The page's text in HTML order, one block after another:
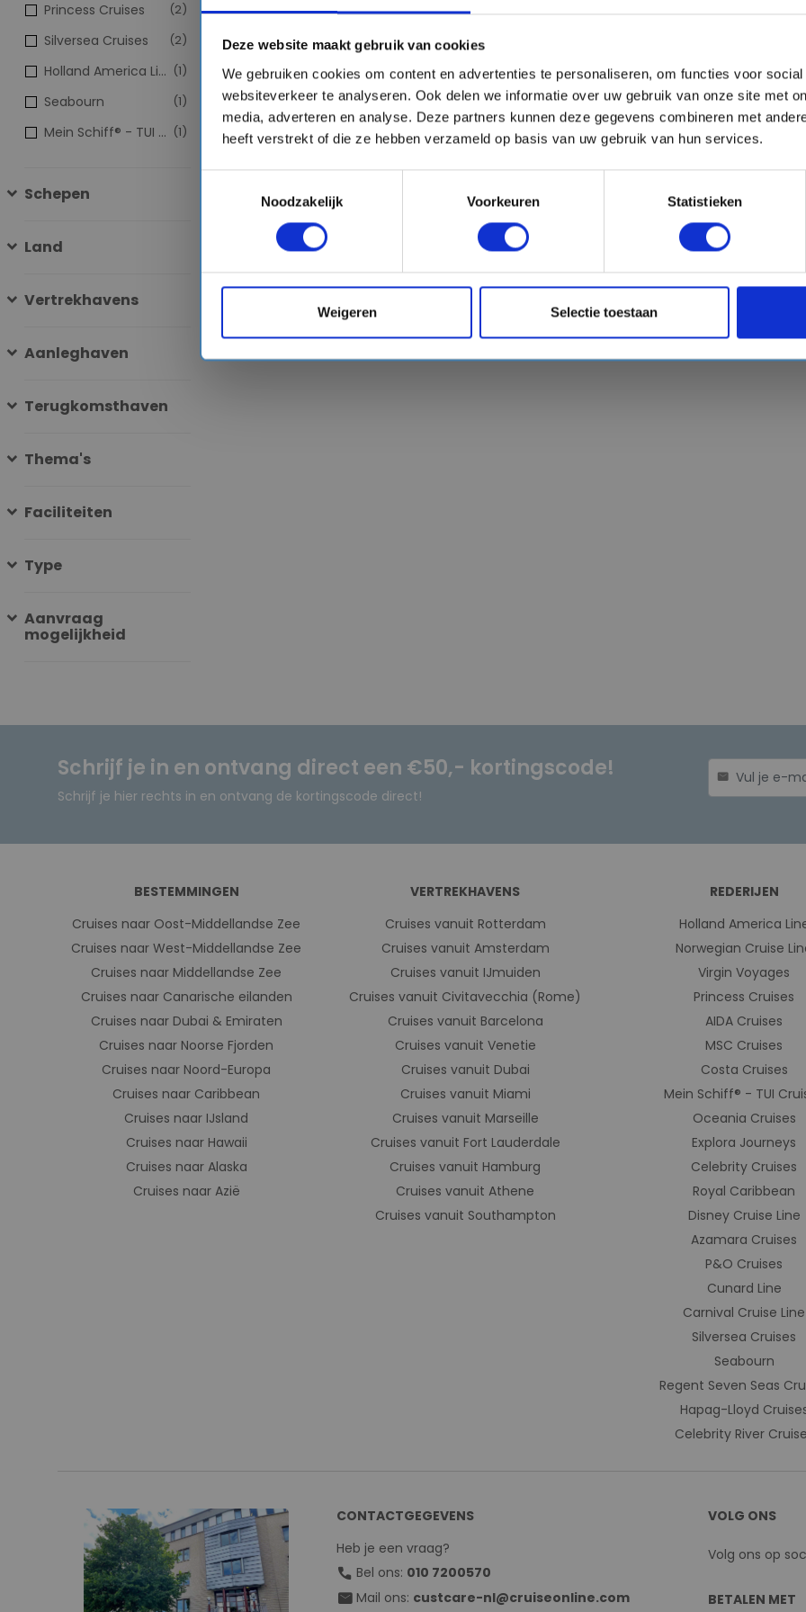
Deze website maakt gebruik van cookies
We gebruiken cookies om content en advertenties te personaliseren, om functies voor
websiteverkeer te analyseren. Ook delen we informatie over uw gebruik van onze site met
media, adverteren en analyse. Deze partners kunnen deze gegevens combineren met
heeft verstrekt of die ze hebben verzameld op basis van uw gebruik van hun services.
Noodzakelijk
Voorkeuren Statistieken
Weigeren Selectie toestaan
(2)
Princess Cruises
(2)
Silversea Cruises
(1)
Holland America Line
(1)
Seabourn
(1)
Mein Schiff® - TUI Cruises
Schepen
Land
Vertrekhavens
Aanleghaven
Terugkomsthaven
Thema's
Faciliteiten
Type
Aanvraag
mogelijkheid
Schrijf je in en ontvang direct een €50,- kortingscode!
Schrijf je hier rechts in en ontvang de kortingscode direct!
mail
BESTEMMINGEN
Cruises naar Oost-Middellandse Zee
Cruises naar West-Middellandse Zee
Cruises naar Middellandse Zee
Cruises naar Canarische eilanden
Cruises naar Dubai & Emiraten
Cruises naar Noorse Fjorden
Cruises naar Noord-Europa
Cruises naar Caribbean
Cruises naar IJsland
Cruises naar Hawaii
Cruises naar Alaska
Cruises naar Azië
VERTREKHAVENS
Cruises vanuit Rotterdam
Cruises vanuit Amsterdam
Cruises vanuit IJmuiden
Cruises vanuit Civitavecchia (Rome)
Cruises vanuit Barcelona
Cruises vanuit Venetie
Cruises vanuit Dubai
Cruises vanuit Miami
Cruises vanuit Marseille
Cruises vanuit Fort Lauderdale
Cruises vanuit Hamburg
Cruises vanuit Athene
Cruises vanuit Southampton
REDERIJEN
Holland America
Norwegian Cruise
Virgin Voyages
Princess Cruises
AIDA Cruises
MSC Cruises
Costa Cruises
Mein Schiff® - TUI
Oceania Cruises
Explora Journeys
Celebrity Cruises
Royal Caribbean
Disney Cruise Line
Azamara Cruises
P&O Cruises
Cunard Line
Carnival Cruise Line
Silversea Cruises
Seabourn
Regent Seven Seas
Hapag-Lloyd
Celebrity River
CONTACTGEGEVENS
Heb je een vraag?
call Bel ons: 010 7200570
mail Mail ons: custcare-nl@cruiseonline.com
VOLG ONS
Volg ons op
BETALEN MET